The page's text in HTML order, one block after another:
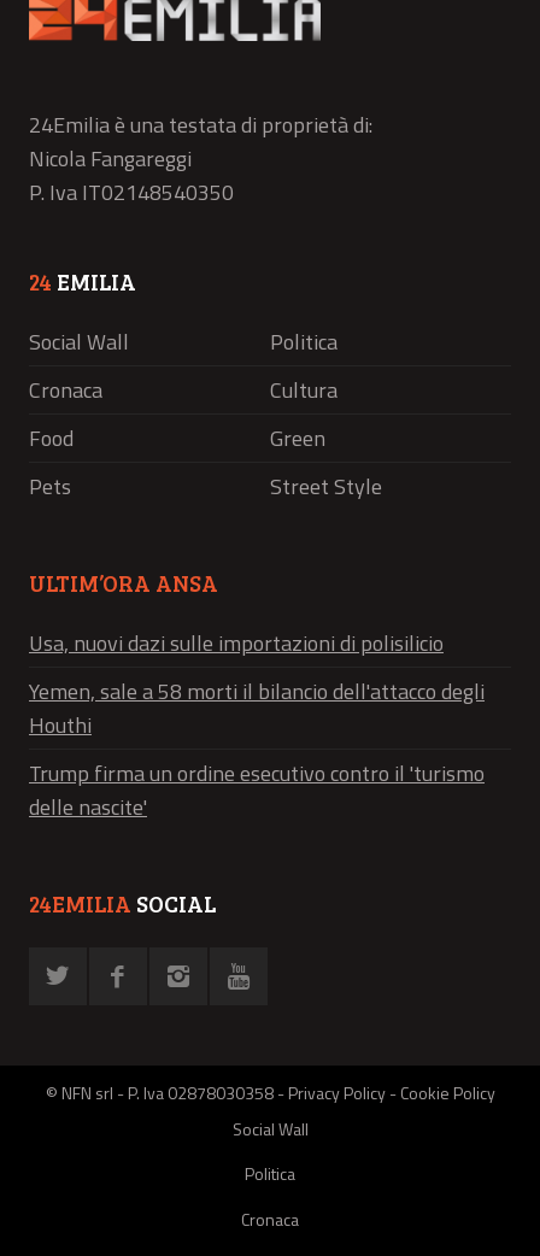
24Emilia è una testata di proprietà di:
Nicola Fangareggi
P. Iva IT02148540350
24 EMILIA
Social Wall
Politica
Cronaca
Cultura
Food
Green
Pets
Street Style
ULTIM’ORA ANSA
Usa, nuovi dazi sulle importazioni di polisilicio
Yemen, sale a 58 morti il bilancio dell'attacco degli
Houthi
Trump firma un ordine esecutivo contro il 'turismo
delle nascite'
24EMILIA SOCIAL
© NFN srl - P. Iva 02878030358 -Privacy Policy-Cookie Policy
Social Wall
Politica
Cronaca